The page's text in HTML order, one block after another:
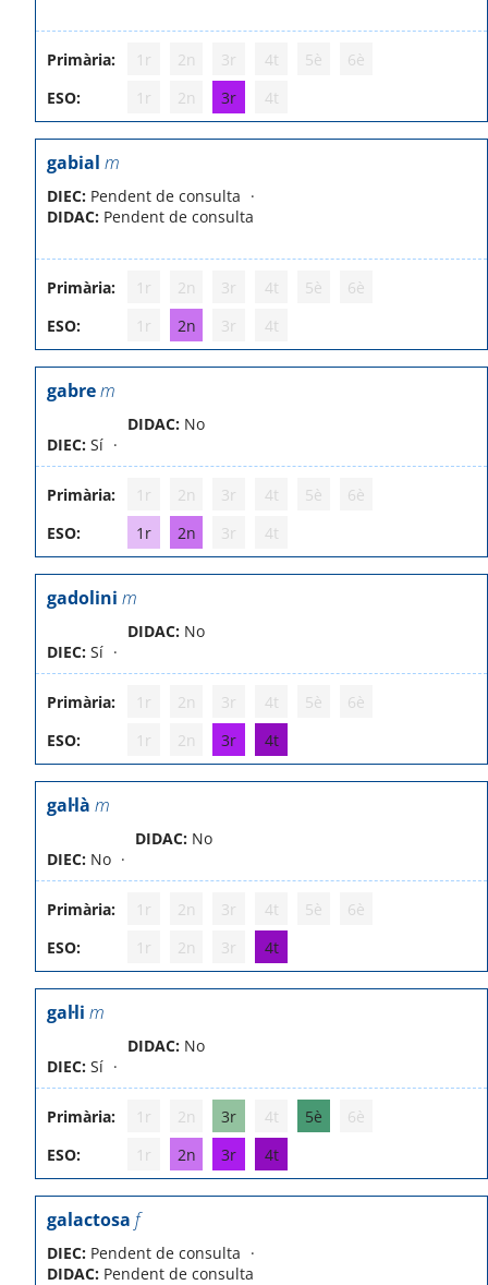
Primària: 1r 2n 3r 4t 5è
6è
ESO:
1r 2n 3r 4t
gabial m
DIEC: Pendent de consulta
DIDAC: Pendent de consulta
Primària: 1r 2n 3r 4t 5è
6è
ESO:
1r 2n 3r 4t
gabrem
DIEC: Sí
DIDAC: No
Primària: 1r 2n 3r 4t 5è
6è
ESO:
1r 2n 3r 4t
gadolini m
DIEC: Sí
DIDAC: No
Primària: 1r 2n 3r 4t 5è
6è
ESO:
1r 2n 3r 4t
gal·là m
DIEC: No
DIDAC: No
Primària: 1r 2n 3r 4t 5è
6è
ESO:
1r 2n 3r 4t
gal·li m
DIEC: Sí
DIDAC: No
Primària: 1r 2n 3r 4t 5è
6è
ESO:
1r 2n 3r 4t
galactosa f
DIEC: Pendent de consulta
DIDAC: Pendent de consulta